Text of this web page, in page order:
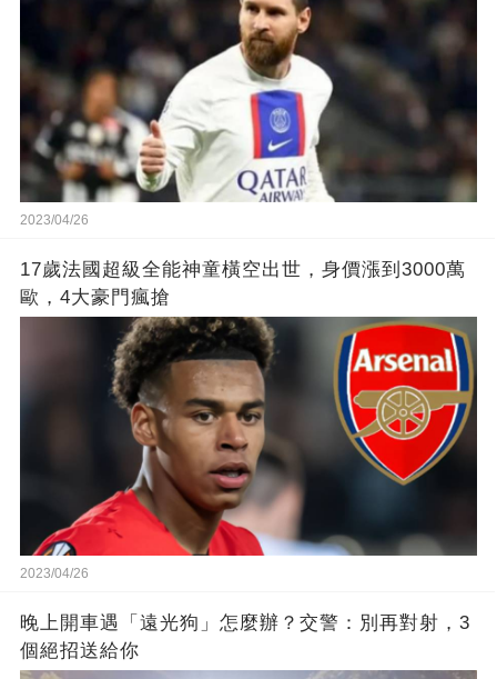
2023/04/26
17歲法國超級全能神童橫空出世，身價漲到3000萬
歐，4大豪門瘋搶
2023/04/26
晚上開車遇「遠光狗」怎麼辦？交警：別再對射，3
個絕招送給你